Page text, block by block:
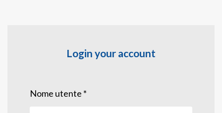
Login your account
Nome utente *